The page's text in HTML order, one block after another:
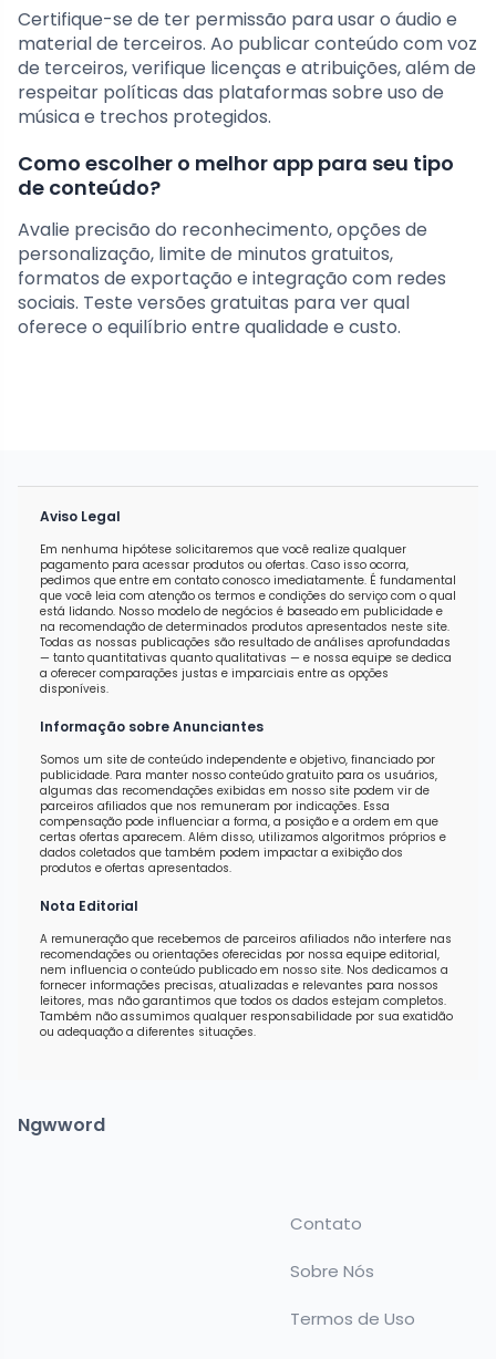
Certifique-se de ter permissão para usar o áudio e
material de terceiros. Ao publicar conteúdo com voz
de terceiros, verifique licenças e atribuições, além de
respeitar políticas das plataformas sobre uso de
música e trechos protegidos.
Como escolher o melhor app para seu tipo
de conteúdo?
Avalie precisão do reconhecimento, opções de
personalização, limite de minutos gratuitos,
formatos de exportação e integração com redes
sociais. Teste versões gratuitas para ver qual
oferece o equilíbrio entre qualidade e custo.
Aviso Legal
Em nenhuma hipótese solicitaremos que você realize qualquer
pagamento para acessar produtos ou ofertas. Caso isso ocorra,
pedimos que entre em contato conosco imediatamente. É fundamental
que você leia com atenção os termos e condições do serviço com o qual
está lidando. Nosso modelo de negócios é baseado em publicidade e
na recomendação de determinados produtos apresentados neste site.
Todas as nossas publicações são resultado de análises aprofundadas
— tanto quantitativas quanto qualitativas — e nossa equipe se dedica
a oferecer comparações justas e imparciais entre as opções
disponíveis.
Informação sobre Anunciantes
Somos um site de conteúdo independente e objetivo, financiado por
publicidade. Para manter nosso conteúdo gratuito para os usuários,
algumas das recomendações exibidas em nosso site podem vir de
parceiros afiliados que nos remuneram por indicações. Essa
compensação pode influenciar a forma, a posição e a ordem em que
certas ofertas aparecem. Além disso, utilizamos algoritmos próprios e
dados coletados que também podem impactar a exibição dos
produtos e ofertas apresentados.
Nota Editorial
A remuneração que recebemos de parceiros afiliados não interfere nas
recomendações ou orientações oferecidas por nossa equipe editorial,
nem influencia o conteúdo publicado em nosso site. Nos dedicamos a
fornecer informações precisas, atualizadas e relevantes para nossos
leitores, mas não garantimos que todos os dados estejam completos.
Também não assumimos qualquer responsabilidade por sua exatidão
ou adequação a diferentes situações.
Ngwword
Contato
Sobre Nós
Termos de Uso